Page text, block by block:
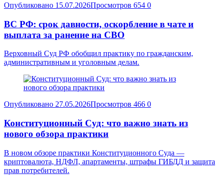
Опубликовано 15.07.2026Просмотров 654 0
ВС РФ: срок давности, оскорбление в чате и
выплата за ранение на СВО
Верховный Суд РФ обобщил практику по гражданским,
административным и уголовным делам.
Опубликовано 27.05.2026Просмотров 466 0
Конституционный Суд: что важно знать из
нового обзора практики
В новом обзоре практики Конституционного Суда —
криптовалюта, НДФЛ, апартаменты, штрафы ГИБДД и защита
прав потребителей.